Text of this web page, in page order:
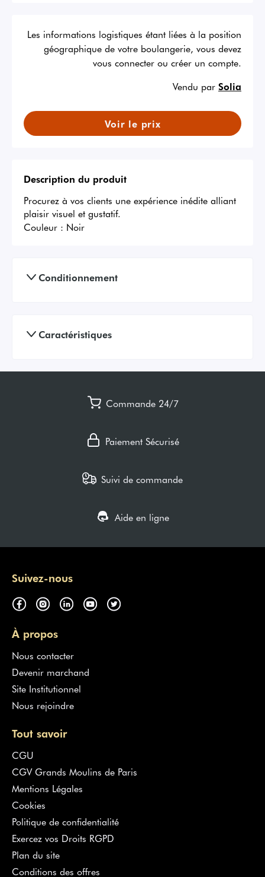
Les informations logistiques étant liées à la position
géographique de votre boulangerie, vous devez
vous connecter ou créer un compte.
Vendu par Solia
Voir le prix
Description du produit
Procurez à vos clients une expérience inédite alliant
plaisir visuel et gustatif.
Couleur : Noir
Conditionnement
Caractéristiques
Commande 24/7
Paiement Sécurisé
Suivi de commande
Aide en ligne
Suivez-nous
À propos
Nous contacter
Devenir marchand
Site Institutionnel
Nous rejoindre
Tout savoir
CGU
CGV Grands Moulins de Paris
Mentions Légales
Cookies
Politique de confidentialité
Exercez vos Droits RGPD
Plan du site
Conditions des offres